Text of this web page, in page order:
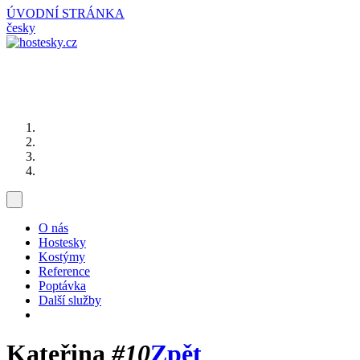
ÚVODNÍ STRÁNKA
česky
O nás
Hostesky
Kostýmy
Reference
Poptávka
Další služby
Kateřina #10Zpět